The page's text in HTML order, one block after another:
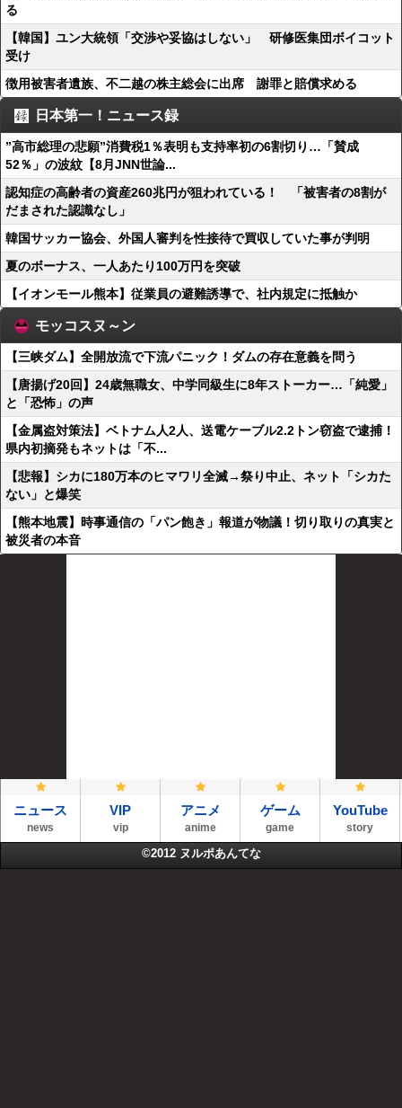
る
【韓国】ユン大統領「交渉や妥協はしない」 研修医集団ボイコット
受け
徴用被害者遺族、不二越の株主総会に出席 謝罪と賠償求める
日本第一！ニュース録
”高市総理の悲願”消費税1％表明も支持率初の6割切り…「賛成
52％」の波紋【8月JNN世論...
認知症の高齢者の資産260兆円が狙われている！ 「被害者の8割が
だまされた認識なし」
韓国サッカー協会、外国人審判を性接待で買収していた事が判明
夏のボーナス、一人あたり100万円を突破
【イオンモール熊本】従業員の避難誘導で、社内規定に抵触か
モッコスヌ～ン
【三峡ダム】全開放流で下流パニック！ダムの存在意義を問う
【唐揚げ20回】24歳無職女、中学同級生に8年ストーカー…「純愛」
と「恐怖」の声
【金属盗対策法】ベトナム人2人、送電ケーブル2.2トン窃盗で逮捕！
県内初摘発もネットは「不...
【悲報】シカに180万本のヒマワリ全滅→祭り中止、ネット「シカた
ない」と爆笑
【熊本地震】時事通信の「パン飽き」報道が物議！切り取りの真実と
被災者の本音
ニュース
news
VIP
vip
アニメ
anime
ゲーム
game
YouTube
story
©2012 ヌルポあんてな